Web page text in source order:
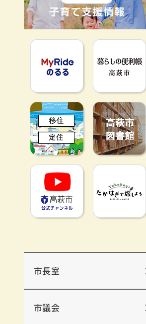
MyRide
移住定住
高萩市
市長室
市議会